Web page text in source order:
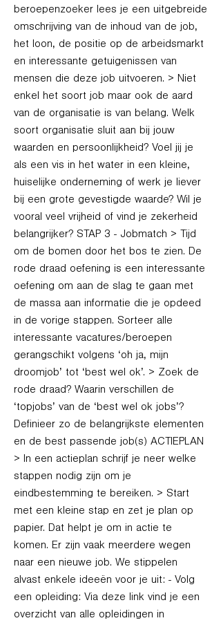
beroepenzoeker lees je een uitgebreide
omschrijving van de inhoud van de job,
het loon, de positie op de arbeidsmarkt
en interessante getuigenissen van
mensen die deze job uitvoeren. > Niet
enkel het soort job maar ook de aard
van de organisatie is van belang. Welk
soort organisatie sluit aan bij jouw
waarden en persoonlijkheid? Voel jij je
als een vis in het water in een kleine,
huiselijke onderneming of werk je liever
bij een grote gevestigde waarde? Wil je
vooral veel vrijheid of vind je zekerheid
belangrijker? STAP 3 - Jobmatch > Tijd
om de bomen door het bos te zien. De
rode draad oefening is een interessante
oefening om aan de slag te gaan met
de massa aan informatie die je opdeed
in de vorige stappen. Sorteer alle
interessante vacatures/beroepen
gerangschikt volgens ‘oh ja, mijn
droomjob’ tot ‘best wel ok’. > Zoek de
rode draad? Waarin verschillen de
‘topjobs’ van de ‘best wel ok jobs’?
Definieer zo de belangrijkste elementen
en de best passende job(s) ACTIEPLAN
> In een actieplan schrijf je neer welke
stappen nodig zijn om je
eindbestemming te bereiken. > Start
met een kleine stap en zet je plan op
papier. Dat helpt je om in actie te
komen. Er zijn vaak meerdere wegen
naar een nieuwe job. We stippelen
alvast enkele ideeën voor je uit: - Volg
een opleiding: Via deze link vind je een
overzicht van alle opleidingen in